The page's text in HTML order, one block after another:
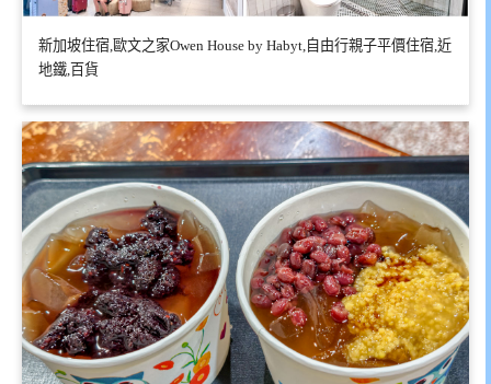
新加坡住宿,歐文之家Owen House by Habyt,自由行親子平價住宿,近
地鐵,百貨